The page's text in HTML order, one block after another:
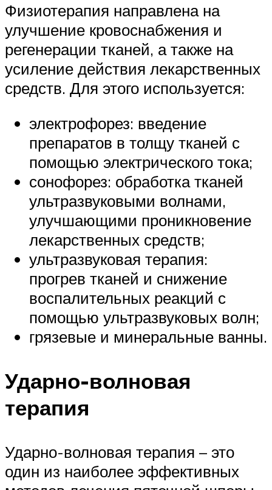
Физиотерапия направлена на
улучшение кровоснабжения и
регенерации тканей, а также на
усиление действия лекарственных
средств. Для этого используется:
электрофорез: введение
препаратов в толщу тканей с
помощью электрического тока;
сонофорез: обработка тканей
ультразвуковыми волнами,
улучшающими проникновение
лекарственных средств;
ультразвуковая терапия:
прогрев тканей и снижение
воспалительных реакций с
помощью ультразвуковых волн;
грязевые и минеральные ванны.
Ударно-волновая
терапия
Ударно-волновая терапия – это
один из наиболее эффективных